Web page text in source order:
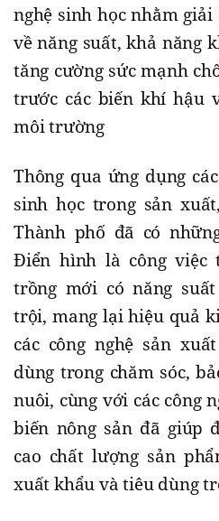
nghệ sinh học nhằm
về năng suất, khả năng
tăng cường sức mạnh
trước các biến khí hậu
môi trường
Thông qua ứng dụng
sinh học trong sản
Thành phố đã có
Điển hình là công việc
trồng mới có năng
trội, mang lại hiệu quả
các công nghệ sản
dùng trong chăm sóc,
nuôi, cùng với các công
biến nông sản đã giúp
cao chất lượng sản
xuất khẩu và tiêu dùng